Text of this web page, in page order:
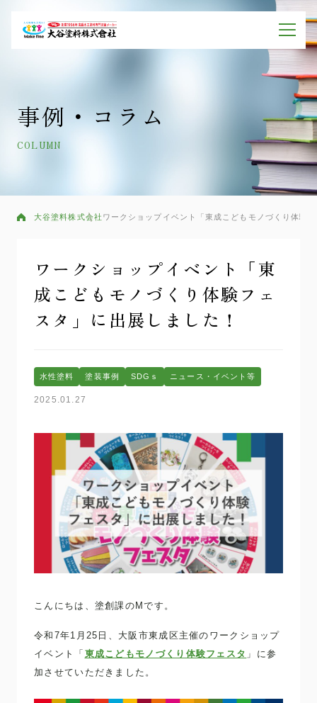
事例・コラム
COLUMN
大谷塗料株式会社 ワークショップイベント「東成こどもモノづくり体験
ワークショップイベント「東
成こどもモノづくり体験フェ
スタ」に出展しました！
水性塗料 塗装事例 SDGｓ ニュース・イベント等
2025.01.27
こんにちは、塗創課のMです。
令和7年1月25日、大阪市東成区主催のワークショップ
イベント「 東成こどもモノづくり体験フェスタ 」に参
加させていただきました。